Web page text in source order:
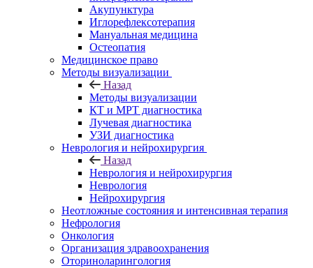
Акупунктура
Иглорефлексотерапия
Мануальная медицина
Остеопатия
Медицинское право
Методы визуализации
Назад
Методы визуализации
КТ и МРТ диагностика
Лучевая диагностика
УЗИ диагностика
Неврология и нейрохирургия
Назад
Неврология и нейрохирургия
Неврология
Нейрохирургия
Неотложные состояния и интенсивная терапия
Нефрология
Онкология
Организация здравоохранения
Оториноларингология